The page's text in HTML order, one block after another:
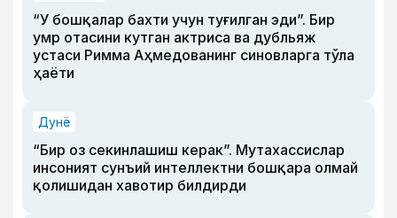
“У бошқалар бахти учун туғилган эди”. Бир
умр отасини кутган актриса ва дубльяж
устаси Римма Аҳмедованинг синовларга тўла
ҳаёти
Дунё
“Бир оз секинлашиш керак”. Мутахассислар
инсоният сунъий интеллектни бошқара олмай
қолишидан хавотир билдирди